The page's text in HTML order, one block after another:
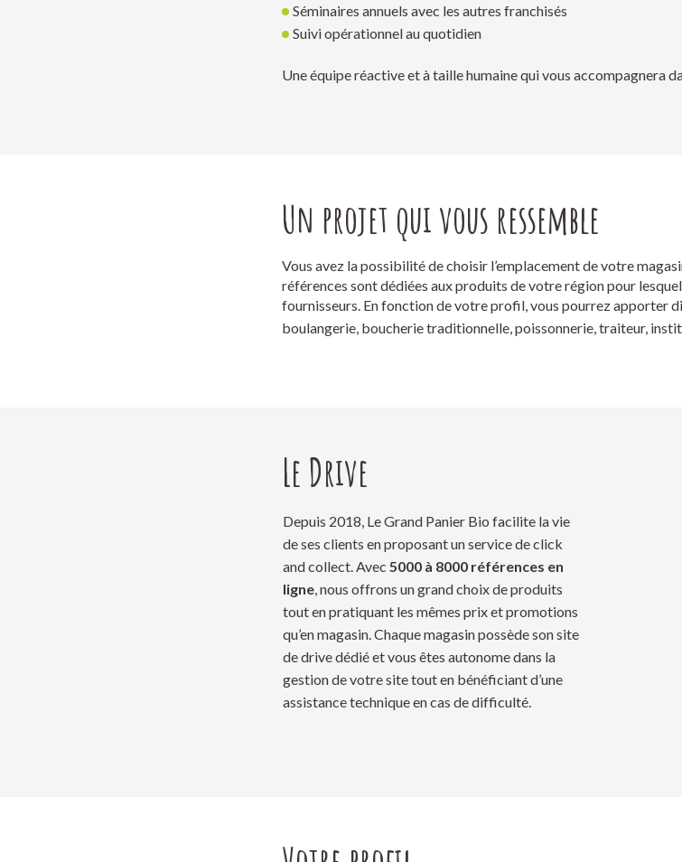
Séminaires annuels avec les autres franchisés
Suivi opérationnel au quotidien
Une équipe réactive et à taille humaine qui vous accompagnera
Un projet qui vous ressemble
Vous avez la possibilité de choisir l’emplacement de votre
références sont dédiées aux produits de votre région pour
fournisseurs. En fonction de votre profil, vous pourrez apporter
boulangerie, boucherie traditionnelle, poissonnerie, traiteur,
Le Drive
Depuis 2018, Le Grand Panier Bio facilite la vie
de ses clients en proposant un service de click
and collect. Avec 5000 à 8000 références en
ligne , nous offrons un grand choix de produits
tout en pratiquant les mêmes prix et promotions
qu’en magasin. Chaque magasin possède son site
de drive dédié et vous êtes autonome dans la
gestion de votre site tout en bénéficiant d’une
assistance technique en cas de difficulté.